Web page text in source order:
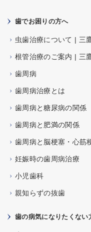
歯でお困りの方へ
虫歯治療について | 三
根管治療のご案内 | 三
歯周病
歯周病治療とは
歯周病と糖尿病の関係
歯周病と肥満の関係
歯周病と脳梗塞・心筋
妊娠時の歯周病治療
小児歯科
親知らずの抜歯
歯の病気になりたくない